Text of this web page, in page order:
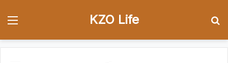
KZO Life